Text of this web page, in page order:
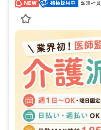
派遣社員